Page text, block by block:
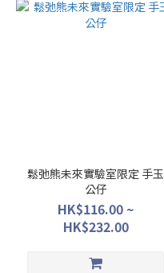
鬆弛熊未來實驗室限定 手玉
公仔
HK$116.00 ~
HK$232.00